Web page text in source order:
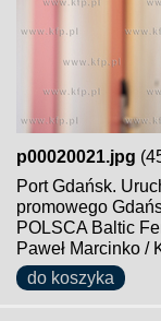
p00020021.jpg
Port Gdańsk.
promowego
POLSCA Baltic
Paweł Marcinko /
do koszyka